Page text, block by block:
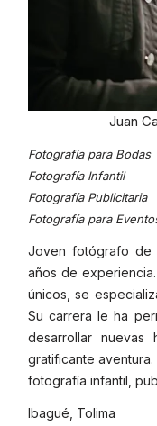
Juan
Fotografía para Bodas
Fotografía Infantil
Fotografía Publicitaria
Fotografía para
Joven fotógrafo de
años de
únicos, se
Su carrera le ha
desarrollar nuevas
gratificante
fotografía infantil,
Ibagué, Tolima